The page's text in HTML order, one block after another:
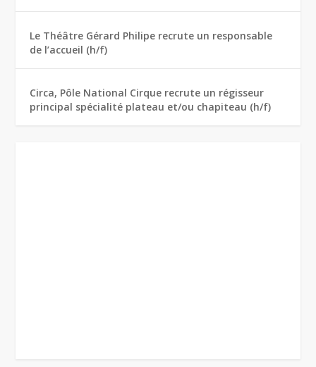
Le Théâtre Gérard Philipe recrute un responsable
de l’accueil (h/f)
Circa, Pôle National Cirque recrute un régisseur
principal spécialité plateau et/ou chapiteau (h/f)